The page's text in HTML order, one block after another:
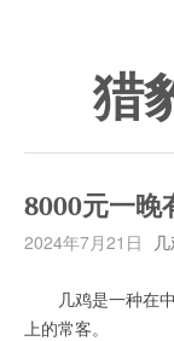
猎
8000元一晚
2024年7月21日
几鸡是一种在中
上的常客。